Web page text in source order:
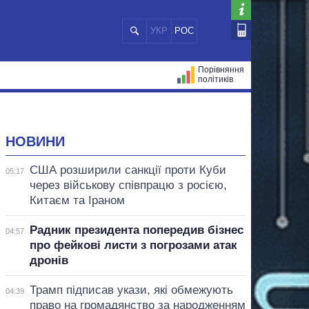
УКР РОС
Порівняння
політиків
НОВИНИ
05:17
США розширили санкції проти Куби
через військову співпрацю з росією,
Китаєм та Іраном
04:57
Радник президента попередив бізнес
про фейкові листи з погрозами атак
дронів
04:39
Трамп підписав укази, які обмежують
право на громадянство за народженням